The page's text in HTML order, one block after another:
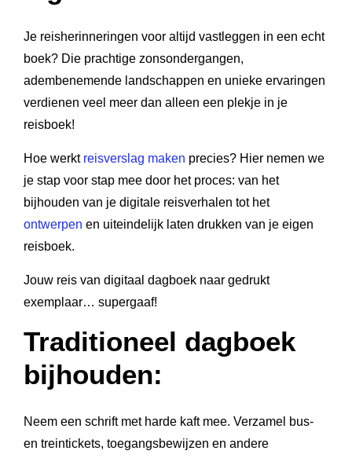
Je reisherinneringen voor altijd vastleggen in een echt
boek? Die prachtige zonsondergangen,
adembenemende landschappen en unieke ervaringen
verdienen veel meer dan alleen een plekje in je
reisboek!
Hoe werkt reisverslag maken precies? Hier nemen we
je stap voor stap mee door het proces: van het
bijhouden van je digitale reisverhalen tot het
ontwerpen en uiteindelijk laten drukken van je eigen
reisboek.
Jouw reis van digitaal dagboek naar gedrukt
exemplaar… supergaaf!
Traditioneel dagboek
bijhouden:
Neem een schrift met harde kaft mee. Verzamel bus-
en treintickets, toegangsbewijzen en andere